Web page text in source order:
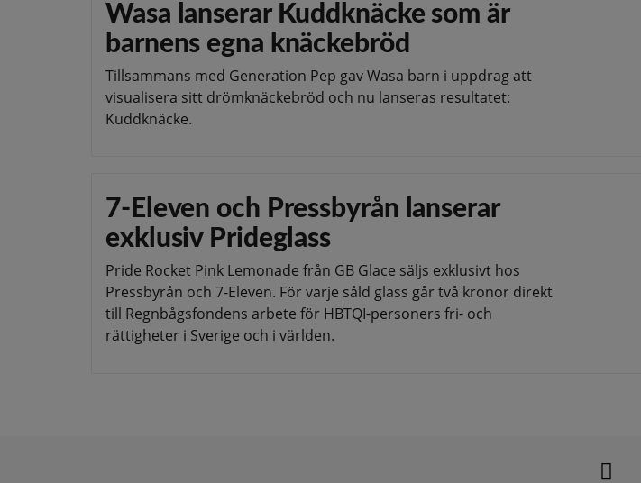
Wasa lanserar Kuddknäcke som är
barnens egna knäckebröd
Tillsammans med Generation Pep gav Wasa barn i uppdrag att
visualisera sitt drömknäckebröd och nu lanseras resultatet:
Kuddknäcke.
7-Eleven och Pressbyrån lanserar
exklusiv Prideglass
Pride Rocket Pink Lemonade från GB Glace säljs exklusivt hos
Pressbyrån och 7-Eleven. För varje såld glass går två kronor direkt
till Regnbågsfondens arbete för HBTQI-personers fri- och
rättigheter i Sverige och i världen.